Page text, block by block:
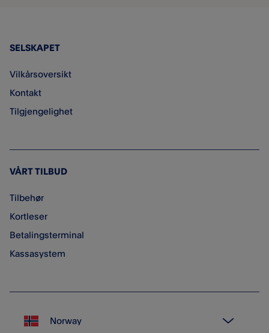
SELSKAPET
Vilkårsoversikt
Kontakt
Tilgjengelighet
VÅRT TILBUD
Tilbehør
Kortleser
Betalingsterminal
Kassasystem